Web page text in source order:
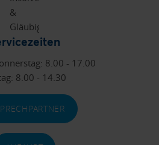
8.00 - 17.00
8.00 - 14.30